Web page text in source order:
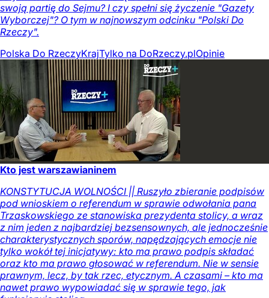
swoją partię do Sejmu? I czy spełni się życzenie "Gazety
Wyborczej"? O tym w najnowszym odcinku "Polski Do
Rzeczy".
Polska Do RzeczyKrajTylko na DoRzeczy.plOpinie
Kto jest warszawianinem
KONSTYTUCJA WOLNOŚCI || Ruszyło zbieranie podpisów
pod wnioskiem o referendum w sprawie odwołania pana
Trzaskowskiego ze stanowiska prezydenta stolicy, a wraz
z nim jeden z najbardziej bezsensownych, ale jednocześnie
charakterystycznych sporów, napędzających emocje nie
tylko wokół tej inicjatywy: kto ma prawo podpis składać
oraz kto ma prawo głosować w referendum. Nie w sensie
prawnym, lecz, by tak rzec, etycznym. A czasami – kto ma
nawet prawo wypowiadać się w sprawie tego, jak